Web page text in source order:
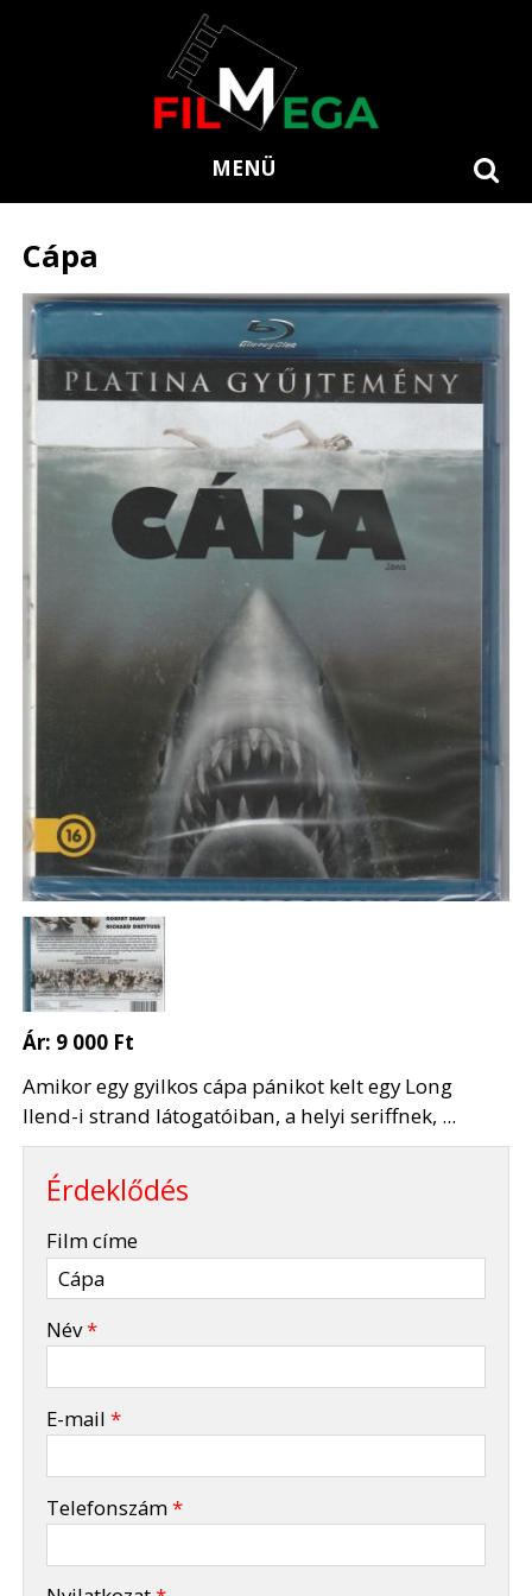
MENÜ
Cápa
Ár: 9 000 Ft
Amikor egy gyilkos cápa pánikot kelt egy Long
Ilend-i strand látogatóiban, a helyi seriffnek, ...
Érdeklődés
Film címe
Név*
E-mail*
Telefonszám*